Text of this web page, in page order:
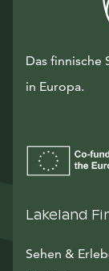
Das
in Europa.
Lakeland
Sehen &